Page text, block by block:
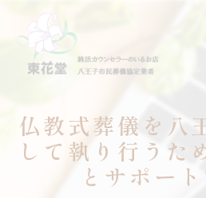
仏教式葬儀を八
して執り行うた
とサポー